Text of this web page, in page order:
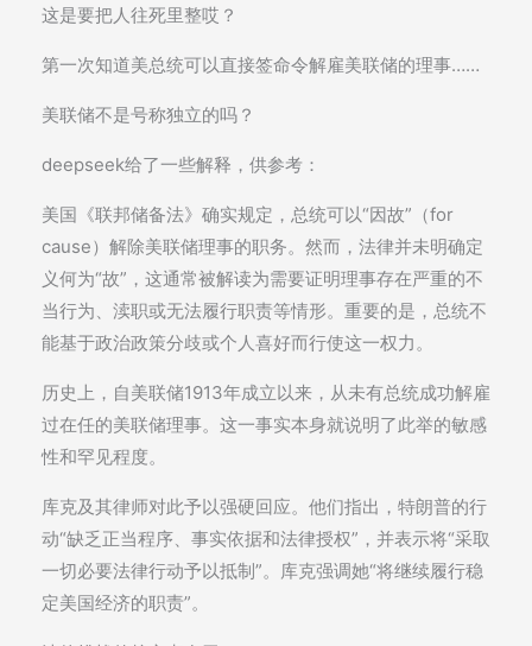
这是要把人往死里整哎？
第一次知道美总统可以直接签命令解雇美联储的理事……
美联储不是号称独立的吗？
deepseek给了一些解释，供参考：
美国《联邦储备法》确实规定，总统可以“因故”（for
cause）解除美联储理事的职务。然而，法律并未明确定
义何为“故”，这通常被解读为需要证明理事存在严重的不
当行为、渎职或无法履行职责等情形。重要的是，总统不
能基于政治政策分歧或个人喜好而行使这一权力。
历史上，自美联储1913年成立以来，从未有总统成功解雇
过在任的美联储理事。这一事实本身就说明了此举的敏感
性和罕见程度。
库克及其律师对此予以强硬回应。他们指出，特朗普的行
动“缺乏正当程序、事实依据和法律授权”，并表示将“采取
一切必要法律行动予以抵制”。库克强调她“将继续履行稳
定美国经济的职责”。